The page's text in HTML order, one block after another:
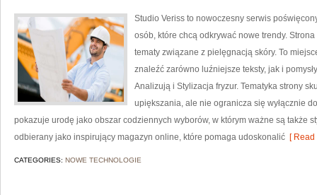
Studio Veriss to nowoczesny serwis
osób, które chcą odkrywać nowe trendy.
tematy związane z pielęgnacją skóry. To
znaleźć zarówno luźniejsze teksty, jak i
Analizują i Stylizacja fryzur. Tematyka strony
upiększania, ale nie ogranicza się wyłącznie
pokazuje urodę jako obszar codziennych wyborów, w którym ważne są także
odbierany jako inspirujący magazyn online, które pomaga udoskonalić [ Read
CATEGORIES: NOWE TECHNOLOGIE